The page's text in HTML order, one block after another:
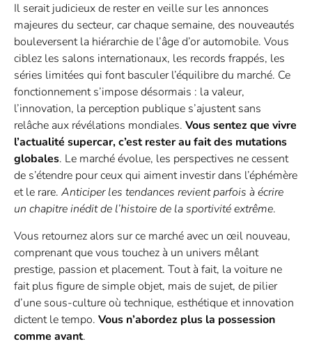
Il serait judicieux de rester en veille sur les annonces
majeures du secteur, car chaque semaine, des nouveautés
bouleversent la hiérarchie de l’âge d’or automobile. Vous
ciblez les salons internationaux, les records frappés, les
séries limitées qui font basculer l’équilibre du marché. Ce
fonctionnement s’impose désormais : la valeur,
l’innovation, la perception publique s’ajustent sans
relâche aux révélations mondiales. Vous sentez que vivre
l’actualité supercar, c’est rester au fait des mutations
globales. Le marché évolue, les perspectives ne cessent
de s’étendre pour ceux qui aiment investir dans l’éphémère
et le rare. Anticiper les tendances revient parfois à écrire
un chapitre inédit de l’histoire de la sportivité extrême.
Vous retournez alors sur ce marché avec un œil nouveau,
comprenant que vous touchez à un univers mêlant
prestige, passion et placement. Tout à fait, la voiture ne
fait plus figure de simple objet, mais de sujet, de pilier
d’une sous-culture où technique, esthétique et innovation
dictent le tempo. Vous n’abordez plus la possession
comme avant.